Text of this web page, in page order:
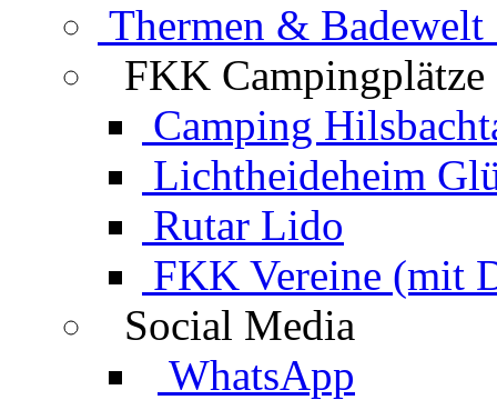
Thermen & Badewelt
FKK Campingplätze
Camping
Lichtheideheim
Rutar Lido
FKK Vereine (mit
Social Media
WhatsApp